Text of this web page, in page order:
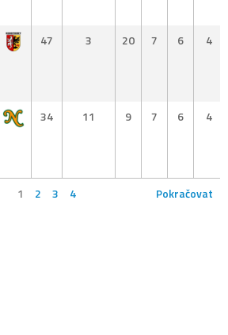
47 3 20 7 6 4
34 11 9 7 6 4
1 2 3 4 Pokračovat